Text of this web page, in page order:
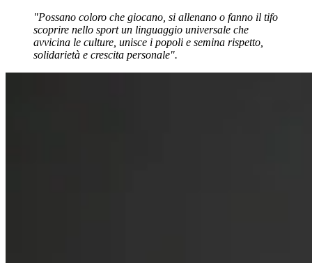
"Possano coloro che giocano, si allenano o fanno il tifo
scoprire nello sport un linguaggio universale che
avvicina le culture, unisce i popoli e semina rispetto,
solidarietà e crescita personale".